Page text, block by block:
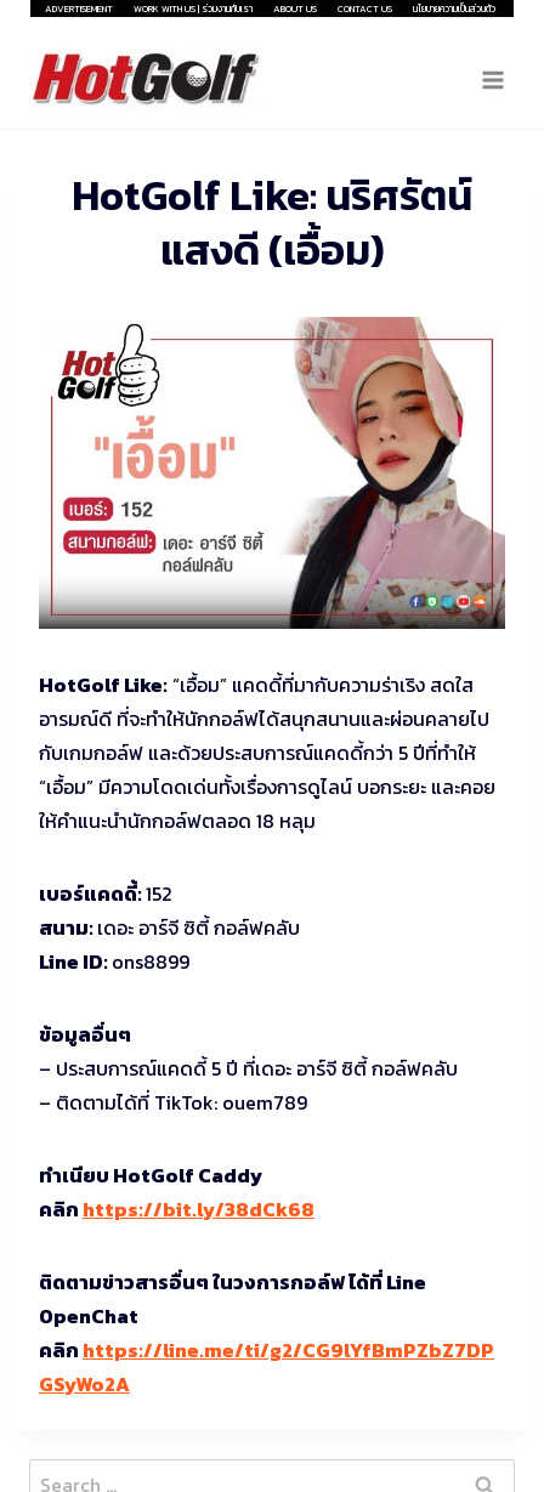
Skip
content
ADVERTISEMENT WORK WITH US | ร่วมงานกับเรา ABOUT US CONTACT US นโยบายความเป็นส่วนตัว
HotGolf Like: นริศรัตน์
แสงดี (เอื้อม)
HotGolf Like:“เอื้อม” แคดดี้ที่มากับความร่าเริง สดใส
อารมณ์ดี ที่จะทำให้นักกอล์ฟได้สนุกสนานและผ่อนคลายไป
กับเกมกอล์ฟ และด้วยประสบการณ์แคดดี้กว่า 5 ปีที่ทำให้
“เอื้อม” มีความโดดเด่นทั้งเรื่องการดูไลน์ บอกระยะ และคอย
ให้คำแนะนำนักกอล์ฟตลอด 18 หลุม
เบอร์แคดดี้:152
สนาม:เดอะ อาร์จี ซิตี้ กอล์ฟคลับ
Line ID:ons8899
ข้อมูลอื่นๆ
– ประสบการณ์แคดดี้ 5 ปี ที่เดอะ อาร์จี ซิตี้ กอล์ฟคลับ
– ติดตามได้ที่ TikTok: ouem789
ทำเนียบ HotGolf Caddy
คลิก https://bit.ly/38dCk68
ติดตามข่าวสารอื่นๆ ในวงการกอล์ฟ ได้ที่ Line
OpenChat
คลิก https://line.me/ti/g2/CG9lYfBmPZbZ7DP
GSyWo2A
Search